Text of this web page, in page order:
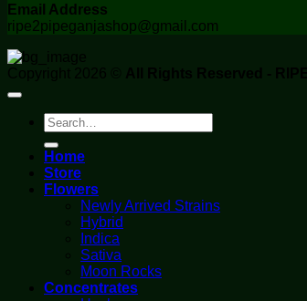
Email Address
ripe2pipeganjashop@gmail.com
Copyright 2026 © All Rights Reserved -
Search
for:
Home
Store
Flowers
Newly Arrived Strains
Hybrid
Indica
Sativa
Moon Rocks
Concentrates